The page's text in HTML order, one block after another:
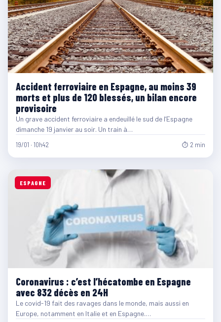
Accident ferroviaire en Espagne, au moins 39
morts et plus de 120 blessés, un bilan encore
provisoire
Un grave accident ferroviaire a endeuillé le sud de l’Espagne
dimanche 19 janvier au soir. Un train à…
19/01 · 10h42 ⏱ 2 min
ESPAGNE
Coronavirus : c’est l’hécatombe en Espagne
avec 832 décès en 24H
Le covid-19 fait des ravages dans le monde, mais aussi en
Europe, notamment en Italie et en Espagne.…